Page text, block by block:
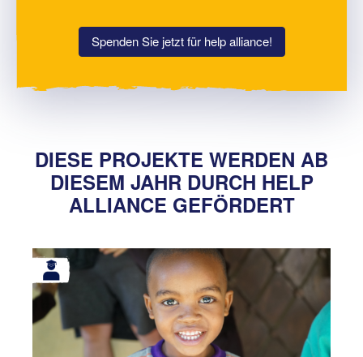
Spenden Sie jetzt für help alliance!
DIESE PROJEKTE WERDEN AB
DIESEM JAHR DURCH HELP
ALLIANCE GEFÖRDERT